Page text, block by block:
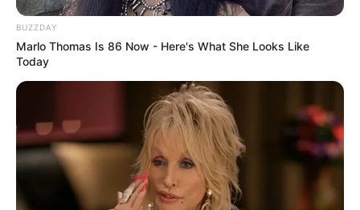
Meisterwerk? Von wegen! Darum ist "Die Odyssee"
der schwächste Christopher-Nolan-Film für mich!
22 Jahre lang übersehen: Versteckt sich der Punish
Arnold Schwarzenegger, 79, über seinen ersten gro
ßen Flop: "Ich stand so weit oben auf dem Podest –
wohin hätte es von dort noch gehen sollen?"
Diesen Klassiker eines "Star Wars"-Machers gibt es
jetzt erstmals in 4K – mit Stars aus "John Wick" und
"Joker" ganz in jung!
BUZZDAY
Marlo Thomas Is 86 Now - Here's What She Looks Like
Today